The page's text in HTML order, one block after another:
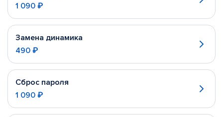
1 090 ₽
Замена динамика
490 ₽
Сброс пароля
1 090 ₽